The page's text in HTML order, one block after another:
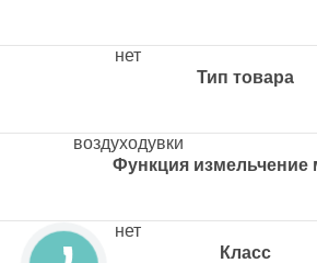
Тип товара
Функция измельчение
Класс
нет
воздуходувки
нет